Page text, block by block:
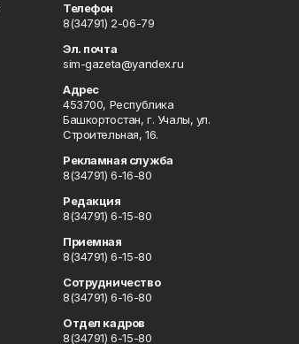
Телефон
8(34791) 2-06-79
Эл. почта
sim-gazeta@yandex.ru
Адрес
453700, Республика
Башкортостан, г. Учалы, ул.
Строительная, 16.
Рекламная служба
8(34791) 6-16-80
Редакция
8(34791) 6-15-80
Приемная
8(34791) 6-15-80
Сотрудничество
8(34791) 6-16-80
Отдел кадров
8(34791) 6-15-80